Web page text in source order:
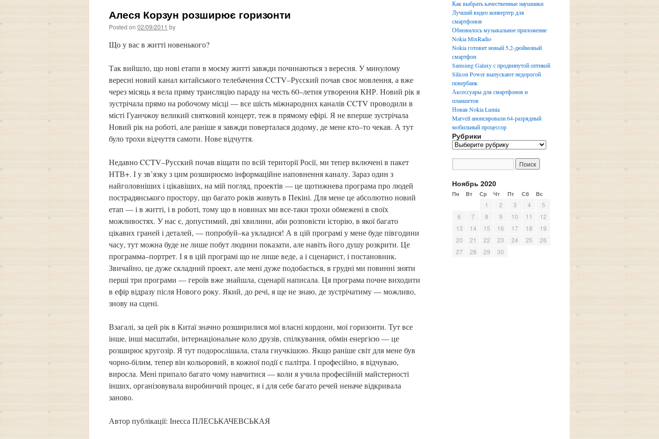
Алеся Корзун розширює горизонти
Posted on 02/09/2011 by
Що у вас в житті новенького?
Так вийшло, що нові етапи в моєму житті завжди починаються з вересня. У минулому
вересні новий канал китайського телебачення CCTV–Русский почав своє мовлення, а вже
через місяць я вела пряму трансляцію параду на честь 60–летия утворення КНР. Новий рік я
зустрічала прямо на робочому місці — все шість міжнародних каналів CCTV проводили в
місті Гуанчжоу великий святковий концерт, теж в прямому ефірі. Я не вперше зустрічала
Новий рік на роботі, але раніше я завжди поверталася додому, де мене кто–то чекав. А тут
було трохи відчуття самоти. Нове відчуття.
Недавно CCTV–Русский почав віщати по всій території Росії, ми тепер включені в пакет
НТВ+. І у зв’язку з цим розширюємо інформаційне наповнення каналу. Зараз один з
найголовніших і цікавіших, на мій погляд, проектів — це щотижнева програма про людей
пострадянського простору, що багато років живуть в Пекіні. Для мене це абсолютно новий
етап — і в житті, і в роботі, тому що в новинах ми все-таки трохи обмежені в своїх
можливостях. У нас є, допустимий, дві хвилини, аби розповісти історію, в якої багато
цікавих граней і деталей, — попробуй–ка укладися! А в цій програмі у мене буде півгодини
часу, тут можна буде не лише побут людини показати, але навіть його душу розкрити. Це
программа–портрет. І я в цій програмі що не лише веде, а і сценарист, і постановник.
Звичайно, це дуже складний проект, але мені дуже подобається, в грудні ми повинні зняти
перші три програми — героїв вже знайшла, сценарії написала. Ця програма почне виходити
в ефір відразу після Нового року. Який, до речі, я ще не знаю, де зустрічатиму — можливо,
знову на сцені.
Взагалі, за цей рік в Китаї значно розширилися мої власні кордони, мої горизонти. Тут все
інше, інші масштаби, інтернаціональне коло друзів, спілкування, обмін енергією — це
розширює кругозір. Я тут подорослішала, стала гнучкішою. Якщо раніше світ для мене був
чорно-білим, тепер він кольоровий, в кожної події є палітра. І професійно, я відчуваю,
виросла. Мені припало багато чому навчитися — коли я учила професійній майстерності
інших, організовувала виробничий процес, я і для себе багато речей неначе відкривала
заново.
Автор публікації: Інесса ПЛЕСЬКАЧЕВСЬКАЯ
Как выбрать качественные наушники
Лучший видео конвертер для
смартфонов
Обновилось музыкальное приложение
Nokia MixRadio
Nokia готовит новый 5,2-дюймовый
смартфон
Samsung Galaxy с продвинутой оптикой
Silicon Power выпускают недорогой
повербанк
Аксессуары для смартфонов и
планшетов
Новая Nokia Lumia
Marvell анонсировали 64-разрядный
мобильный процессор
Рубрики
Р
р
и
к
и
Ноябрь 2020
Пн Вт Ср Чт Пт Сб Вс
1 2 3 4
5
6
7 8 9 10 11
12
13
14 15 16 17 18
19
20
21 22 23 24 25
26
27
28 29 30